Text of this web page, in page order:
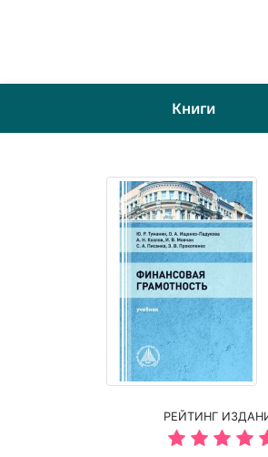
Книги
РЕЙТИНГ